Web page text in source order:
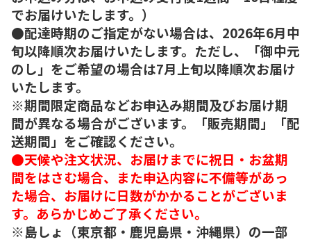
でお届けいたします。）
●配達時期のご指定がない場合は、2026年6月中
旬以降順次お届けいたします。ただし、「御中元
のし」をご希望の場合は7月上旬以降順次お届け
いたします。
※期間限定商品などお申込み期間及びお届け期
間が異なる場合がございます。「販売期間」「配
送期間」をご確認ください。
●天候や注文状況、お届けまでに祝日・お盆期
間をはさむ場合、また申込内容に不備等があっ
た場合、お届けに日数がかかることがございま
す。あらかじめご了承ください。
※島しょ（東京都・鹿児島県・沖縄県）の一部